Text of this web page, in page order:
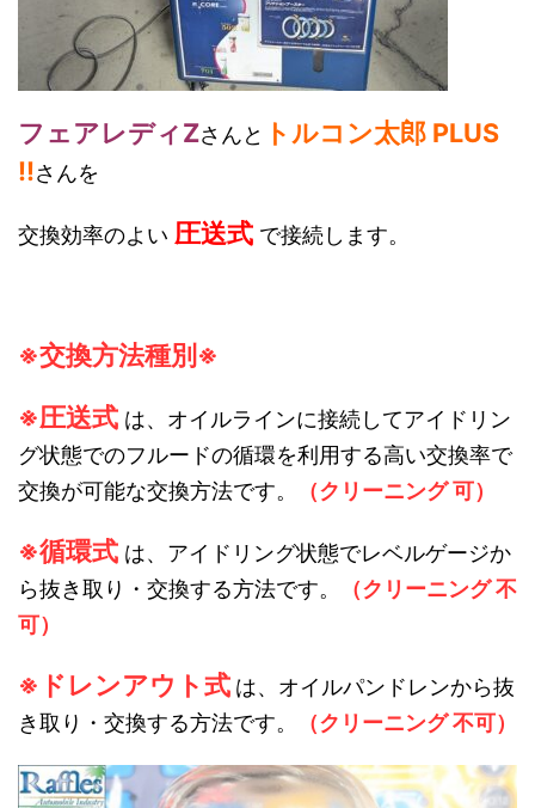
フェアレディZさんと トルコン太郎 PLUS
!!さんを
交換効率のよい 圧送式 で接続します。
※交換方法種別※
※圧送式 は、オイルラインに接続してアイドリン
グ状態でのフルードの循環を利用する高い交換率で
交換が可能な交換方法です。
（クリーニング 可）
※循環式 は、アイドリング状態でレベルゲージか
ら抜き取り・交換する方法です。
（クリーニング 不
可）
※ドレンアウト式 は、オイルパンドレンから抜
き取り・交換する方法です。
（クリーニング 不可）